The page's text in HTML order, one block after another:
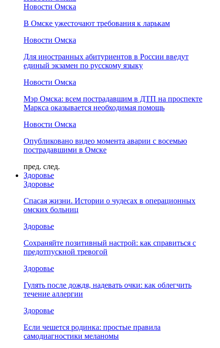
Новости Омска
В Омске ужесточают требования к ларькам
Новости Омска
Для иностранных абитуриентов в России введут
единый экзамен по русскому языку
Новости Омска
Мэр Омска: всем пострадавшим в ДТП на проспекте
Маркса оказывается необходимая помощь
Новости Омска
Опубликовано видео момента аварии с восемью
пострадавшими в Омске
пред. след.
Здоровье
Здоровье
Спасая жизни. Истории о чудесах в операционных
омских больниц
Здоровье
Сохраняйте позитивный настрой: как справиться с
предотпускной тревогой
Здоровье
Гулять после дождя, надевать очки: как облегчить
течение аллергии
Здоровье
Если чешется родинка: простые правила
самодиагностики меланомы